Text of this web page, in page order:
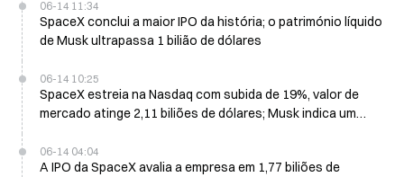
06-14 11:34
SpaceX conclui a maior IPO da história; o património líquido
de Musk ultrapassa 1 bilião de dólares
06-14 10:25
SpaceX estreia na Nasdaq com subida de 19%, valor de
mercado atinge 2,11 biliões de dólares; Musk indica um
06-14 04:04
A IPO da SpaceX avalia a empresa em 1,77 biliões de